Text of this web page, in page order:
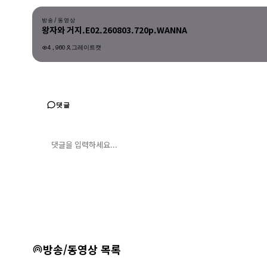
방송/동영상
왕자와 거지.E02.260803.720p.WANNA
4,960 그레이트캣
방송/동영상
댓글
방송/동영상 목록